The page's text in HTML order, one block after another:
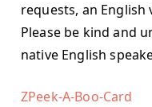
requests, an English
Please be kind and
native English
ZPeek-A-Boo-Card